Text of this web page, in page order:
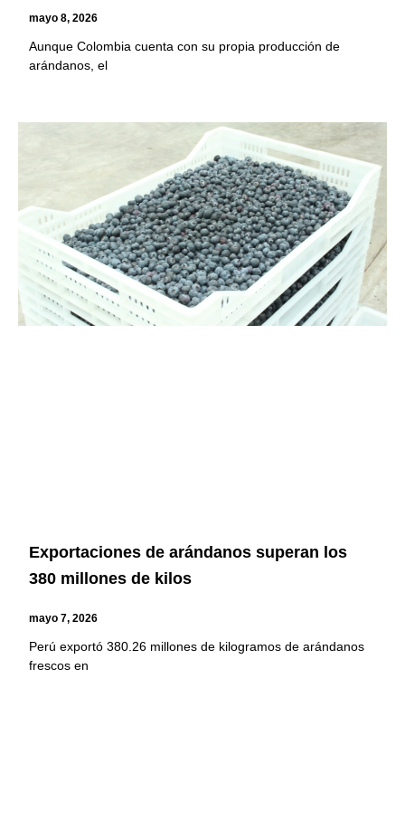
mayo 8, 2026
Aunque Colombia cuenta con su propia producción de
arándanos, el
Exportaciones de arándanos superan los
380 millones de kilos
mayo 7, 2026
Perú exportó 380.26 millones de kilogramos de arándanos
frescos en